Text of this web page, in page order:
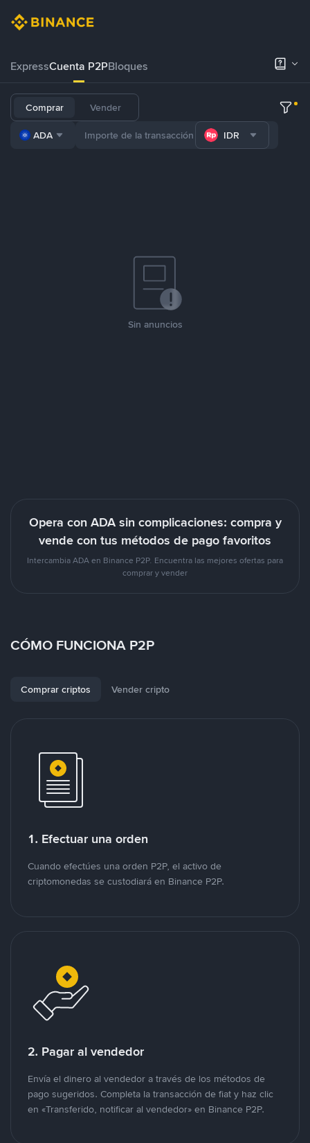
ExpressCuenta P2PBloques
Comprar Vender
ADA IDR
Sin anuncios
Opera con ADA sin complicaciones: compra y
vende con tus métodos de pago favoritos
Intercambia ADA en Binance P2P. Encuentra las mejores ofertas para
comprar y vender
CÓMO FUNCIONA P2P
Comprar criptos Vender cripto
1. Efectuar una orden
Cuando efectúes una orden P2P, el activo de
criptomonedas se custodiará en Binance P2P.
2. Pagar al vendedor
Envía el dinero al vendedor a través de los métodos de
pago sugeridos. Completa la transacción de fiat y haz clic
en «Transferido, notificar al vendedor» en Binance P2P.